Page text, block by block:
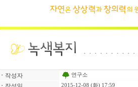
ㆍ 작성자 연구소
2015-12-08 (화) 17:59